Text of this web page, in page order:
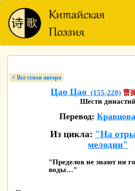
< Bсе стихи автора
Цао Цао (155-220) 曹
Шести
Перевод:
Из цикла: "На
мелодии"
"Пределов не знают ни
воды…"